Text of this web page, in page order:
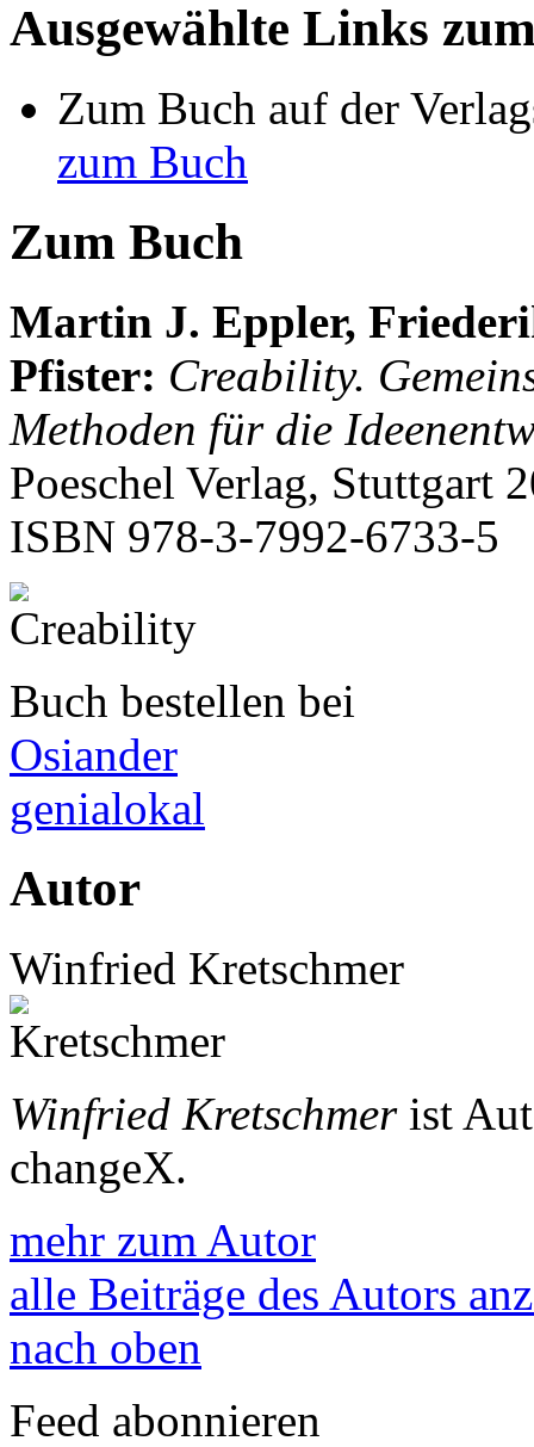
Ausgewählte Links
Zum Buch auf der
zum Buch
Zum Buch
Martin J. Eppler,
Pfister: Creability.
Methoden für die
Poeschel Verlag, Stuttgart
ISBN 978-3-7992-6733-5
Buch bestellen bei
Osiander
genialokal
Autor
Winfried Kretschmer
Winfried Kretschmerist
changeX.
mehr zum Autor
alle Beiträge des Autors
nach oben
Feed abonnieren